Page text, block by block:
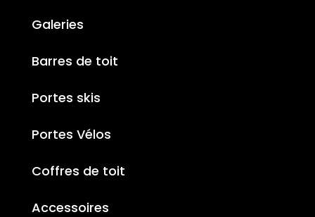
Galeries
Barres de toit
Portes skis
Portes Vélos
Coffres de toit
Accessoires